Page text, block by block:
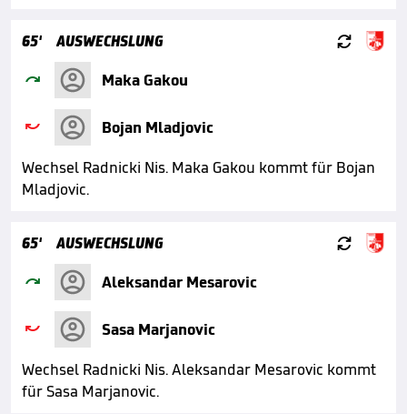
65' AUSWECHSLUNG 
 Maka Gakou

Bojan Mladjovic
Wechsel Radnicki Nis. Maka Gakou kommt für Bojan
Mladjovic.
65' AUSWECHSLUNG 
 Aleksandar Mesarovic

Sasa Marjanovic
Wechsel Radnicki Nis. Aleksandar Mesarovic kommt
für Sasa Marjanovic.